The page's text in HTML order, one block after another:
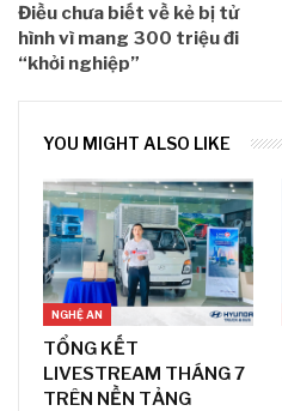
Điều chưa biết về kẻ bị tử
hình vì mang 300 triệu đi
“khởi nghiệp”
YOU MIGHT ALSO LIKE
NGHỆ AN
TỔNG KẾT
LIVESTREAM THÁNG 7
TRÊN NỀN TẢNG